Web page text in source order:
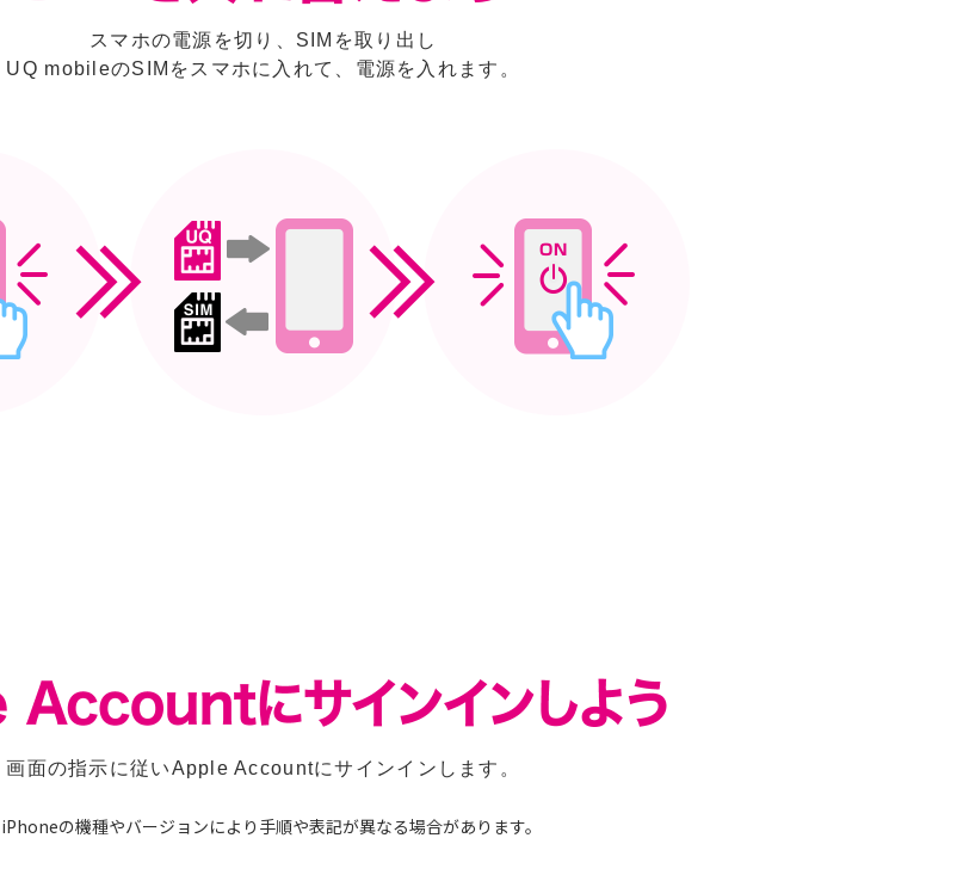
スマホの電源を切り
SIMを取り出し
UQ mobileのSIMを スマホに入れて、電源を入れます。
画面の指示に従いApple Accountにサインインします。
iPhoneの機種やバージョンにより手順や表記が異なる場合があります。